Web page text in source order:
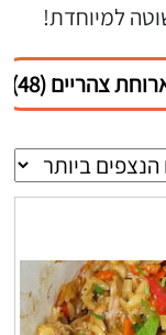
למיוחדת!
צהריים (48)